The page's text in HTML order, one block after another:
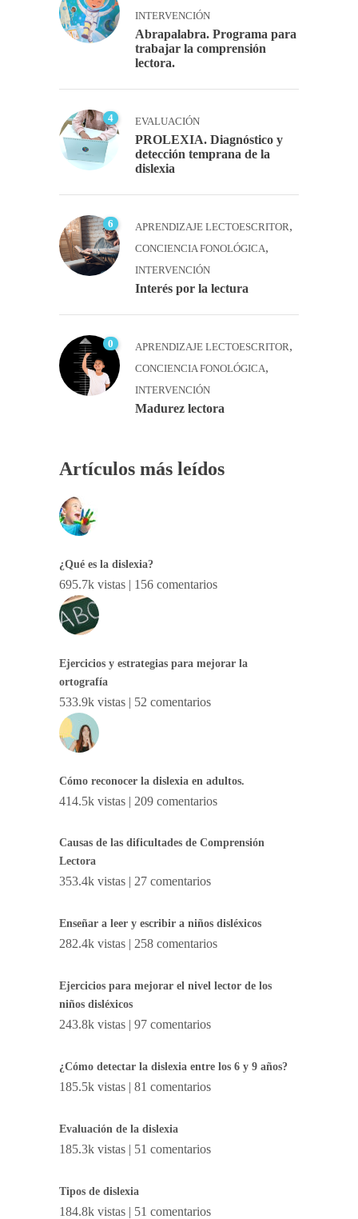
INTERVENCIÓN
Abrapalabra. Programa para
trabajar la comprensión
lectora.
4 EVALUACIÓN
PROLEXIA. Diagnóstico y
detección temprana de la
dislexia
6 APRENDIZAJE LECTOESCRITOR,
CONCIENCIA FONOLÓGICA,
INTERVENCIÓN
Interés por la lectura
0 APRENDIZAJE LECTOESCRITOR,
CONCIENCIA FONOLÓGICA,
INTERVENCIÓN
Madurez lectora
Artículos más leídos
¿Qué es la dislexia?
695.7k vistas | 156 comentarios
Ejercicios y estrategias para mejorar la
ortografía
533.9k vistas | 52 comentarios
Cómo reconocer la dislexia en adultos.
414.5k vistas | 209 comentarios
Causas de las dificultades de Comprensión
Lectora
353.4k vistas | 27 comentarios
Enseñar a leer y escribir a niños disléxicos
282.4k vistas | 258 comentarios
Ejercicios para mejorar el nivel lector de los
niños disléxicos
243.8k vistas | 97 comentarios
¿Cómo detectar la dislexia entre los 6 y 9 años?
185.5k vistas | 81 comentarios
Evaluación de la dislexia
185.3k vistas | 51 comentarios
Tipos de dislexia
184.8k vistas | 51 comentarios